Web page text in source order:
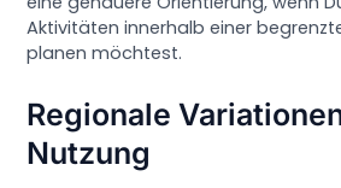
Aktivitäten innerhalb einer
planen möchtest.
Regionale
Nutzung